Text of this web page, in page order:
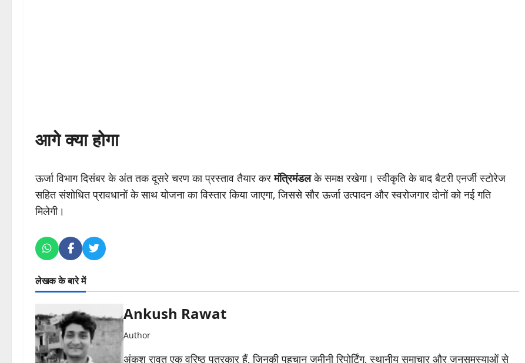
आगे क्या होगा
ऊर्जा विभाग दिसंबर के अंत तक दूसरे चरण का प्रस्ताव तैयार करमंत्रिमंडलके समक्ष रखेगा। स्वीकृति के बाद बैटरी एनर्जी स्टोरेज
सहित संशोधित प्रावधानों के साथ योजना का विस्तार किया जाएगा, जिससे सौर ऊर्जा उत्पादन और स्वरोजगार दोनों को नई गति
मिलेगी।
लेखक के बारे में
Ankush Rawat
Author
अंकुश रावत एक वरिष्ठ पत्रकार हैं, जिनकी पहचान जमीनी रिपोर्टिंग, स्थानीय समाचार और जनसमस्याओं से